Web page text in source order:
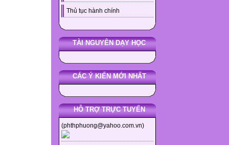
Thủ tục hành chính
TÀI NGUYÊN DẠY HỌC
CÁC Ý KIẾN MỚI NHẤT
HỖ TRỢ TRỰC TUYẾN
(phthphuong@yahoo.com.vn)